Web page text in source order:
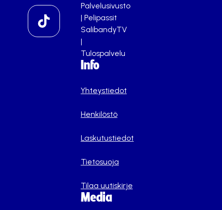
Palvelusivusto
| Pelipassit
SalibandyTV
|
Tulospalvelu
Info
Yhteystiedot
Henkilöstö
Laskutustiedot
Tietosuoja
Tilaa uutiskirje
Media